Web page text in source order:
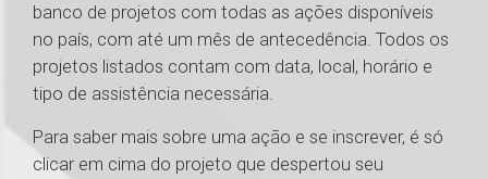
banco de projetos com todas as ações disponíveis
no país, com até um mês de antecedência. Todos os
projetos listados contam com data, local, horário e
tipo de assistência necessária.
Para saber mais sobre uma ação e se inscrever, é só
clicar em cima do projeto que despertou seu